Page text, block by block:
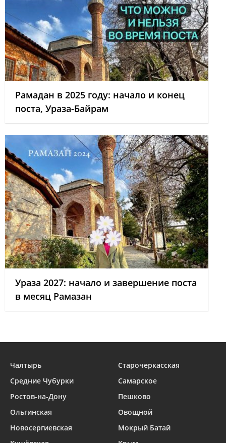
Рамадан в 2025 году: начало и конец
поста, Ураза-Байрам
Ураза 2027: начало и завершение поста
в месяц Рамазан
Чалтырь
Старочеркасская
Средние Чубурки
Самарское
Ростов-на-Дону
Пешково
Ольгинская
Овощной
Новосергиевская
Мокрый Батай